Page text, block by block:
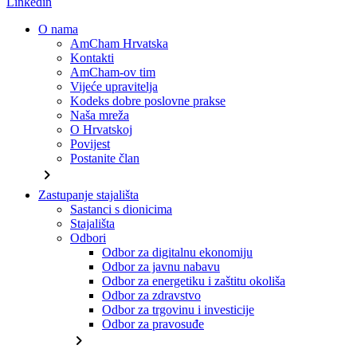
O nama
AmCham Hrvatska
Kontakti
AmCham-ov tim
Vijeće upravitelja
Kodeks dobre poslovne prakse
Naša mreža
O Hrvatskoj
Povijest
Postanite član
chevron_right
Zastupanje stajališta
Sastanci s dionicima
Stajališta
Odbori
Odbor za digitalnu ekonomiju
Odbor za javnu nabavu
Odbor za energetiku i zaštitu okoliša
Odbor za zdravstvo
Odbor za trgovinu i investicije
Odbor za pravosuđe
chevron_right